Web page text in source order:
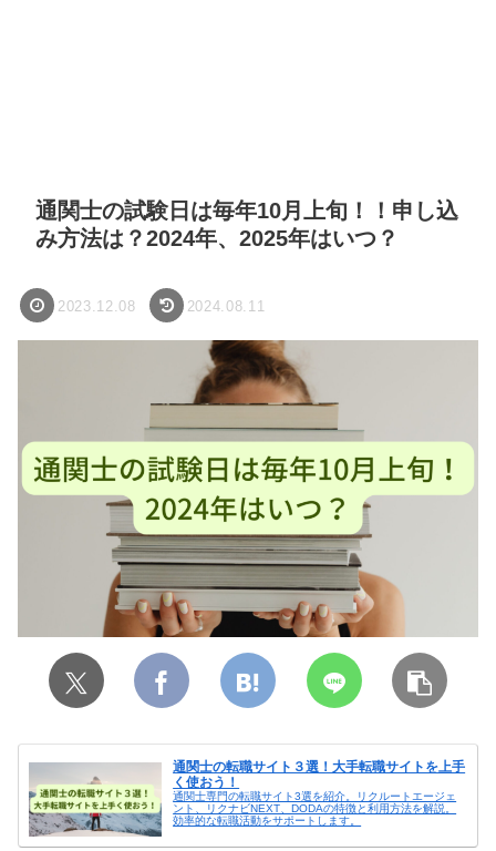
通関士の試験日は毎年10月上旬！！申し込
み方法は？2024年、2025年はいつ？
2023.12.08 2024.08.11
通関士の転職サイト３選！大手転職サイトを上手
く使おう！
通関士専門の転職サイト3選を紹介。リクルートエージェ
ント、リクナビNEXT、DODAの特徴と利用方法を解説。
効率的な転職活動をサポートします。